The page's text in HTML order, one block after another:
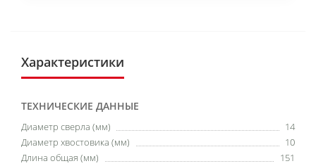
Характеристики
ТЕХНИЧЕСКИЕ ДАННЫЕ
Диаметр сверла (мм)
14
Диаметр хвостовика (мм)
10
Длина общая (мм)
151